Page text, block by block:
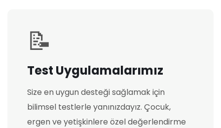
📝
Test Uygulamalarımız
Size en uygun desteği sağlamak için
bilimsel testlerle yanınızdayız. Çocuk,
ergen ve yetişkinlere özel değerlendirme